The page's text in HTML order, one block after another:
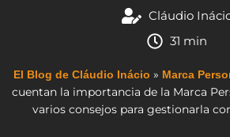
Cláudio
31 min
El Blog de Cláudio Inácio » Marca
cuentan la importancia de la Marca
varios consejos para gestionarla